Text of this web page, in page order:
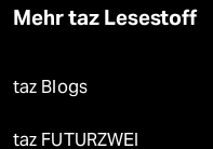
Mehr taz Lesestoff
taz Blogs
taz FUTURZWEI